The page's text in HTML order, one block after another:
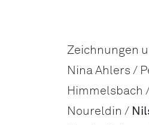
Zeichnungen
Nina Ahlers /
Himmelsbach
Noureldin /